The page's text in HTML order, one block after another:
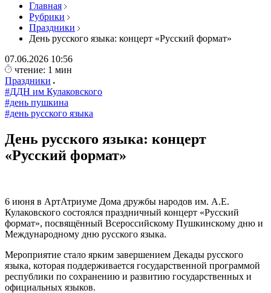
Главная
Рубрики
Праздники
День русского языка: концерт «Русский формат»
07.06.2026 10:56
чтение: 1 мин
Праздники
#ДДН им Кулаковского
#день пушкина
#день русского языка
День русского языка: концерт
«Русский формат»
6 июня в АртАтриуме Дома дружбы народов им. А.Е.
Кулаковского состоялся праздничный концерт «Русский
формат», посвящённый Всероссийскому Пушкинскому дню и
Международному дню русского языка.
Мероприятие стало ярким завершением Декады русского
языка, которая поддерживается государственной программой
республики по сохранению и развитию государственных и
официальных языков.